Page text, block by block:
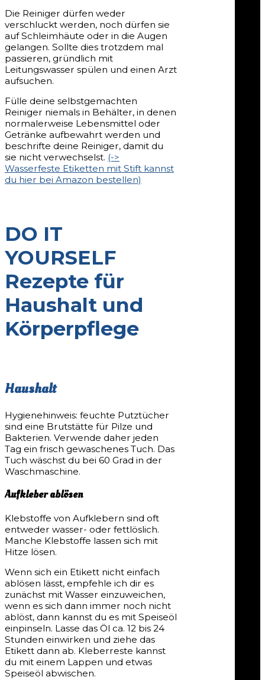
Die Reiniger dürfen weder
verschluckt werden, noch dürfen sie
auf Schleimhäute oder in die Augen
gelangen. Sollte dies trotzdem mal
passieren, gründlich mit
Leitungswasser spülen und einen Arzt
aufsuchen.
Fülle deine selbstgemachten
Reiniger niemals in Behälter, in denen
normalerweise Lebensmittel oder
Getränke aufbewahrt werden und
beschrifte deine Reiniger, damit du
sie nicht verwechselst. (->
Wasserfeste Etiketten mit Stift kannst
du hier bei Amazon bestellen)
DO IT
YOURSELF
Rezepte für
Haushalt und
Körperpflege
Haushalt
Hygienehinweis: feuchte Putztücher
sind eine Brutstätte für Pilze und
Bakterien. Verwende daher jeden
Tag ein frisch gewaschenes Tuch. Das
Tuch wäschst du bei 60 Grad in der
Waschmaschine.
Aufkleber ablösen
Klebstoffe von Aufklebern sind oft
entweder wasser- oder fettlöslich.
Manche Klebstoffe lassen sich mit
Hitze lösen.
Wenn sich ein Etikett nicht einfach
ablösen lässt, empfehle ich dir es
zunächst mit Wasser einzuweichen,
wenn es sich dann immer noch nicht
ablöst, dann kannst du es mit Speiseöl
einpinseln. Lasse das Öl ca. 12 bis 24
Stunden einwirken und ziehe das
Etikett dann ab. Kleberreste kannst
du mit einem Lappen und etwas
Speiseöl abwischen.